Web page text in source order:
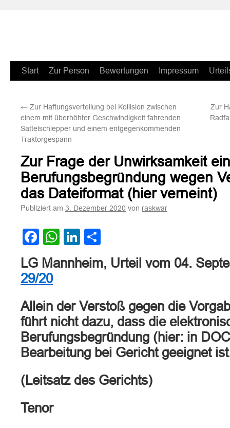
Zum
springen
Start Zur Person Bewertungen Impressum
← Zur Haftungsverteilung bei Kollision zwischen
einem mit überhöhter Geschwindigkeit fahrenden
Sattelschlepper und einem entgegenkommenden
Traktorgespann
Zur
Zur Frage der Unwirksamkeit
Berufungsbegründung wegen
das Dateiformat (hier verneint)
Publiziert am 3. Dezember 2020 von raskwar
Facebook
WhatsApp
LinkedIn
LG Mannheim, Urteil vom 04.
29/20
Allein der Verstoß gegen die
führt nicht dazu, dass die
Berufungsbegründung (hier: in
Bearbeitung bei Gericht geeignet
(Leitsatz des Gerichts)
Tenor